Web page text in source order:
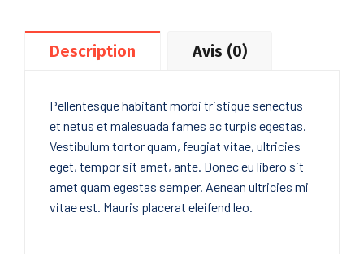
Description Avis (0)
Pellentesque habitant morbi tristique senectus
et netus et malesuada fames ac turpis egestas.
Vestibulum tortor quam, feugiat vitae, ultricies
eget, tempor sit amet, ante. Donec eu libero sit
amet quam egestas semper. Aenean ultricies mi
vitae est. Mauris placerat eleifend leo.